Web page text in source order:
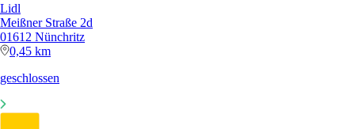
Lidl
Meißner Straße 2d
01612 Nünchritz
0,45 km
geschlossen